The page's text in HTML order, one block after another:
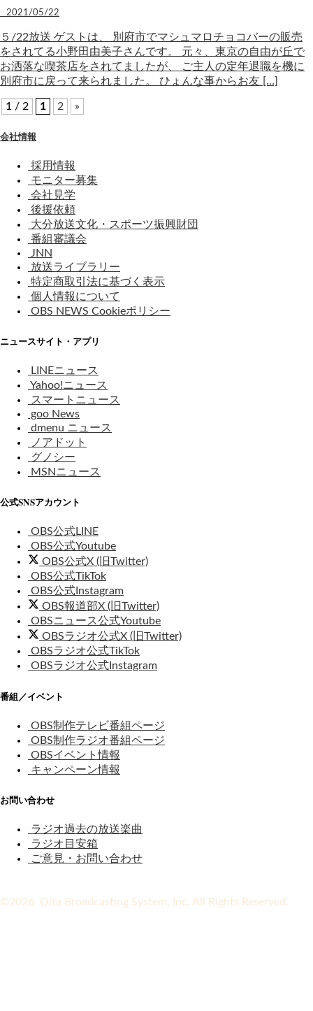
2021/05/22
５/22放送 ゲストは、 別府市でマシュマロチョコバーの販売
をされてる小野田由美子さんです。 元々、東京の自由が丘で
お洒落な喫茶店をされてましたが、 ご主人の定年退職を機に
別府市に戻って来られました。 ひょんな事からお友 […]
1 / 2 1 2 »
会社情報
採用情報
モニター募集
会社見学
後援依頼
大分放送文化・スポーツ振興財団
番組審議会
JNN
放送ライブラリー
特定商取引法に基づく表示
個人情報について
OBS NEWS Cookieポリシー
ニュースサイト・アプリ
LINEニュース
Yahoo!ニュース
スマートニュース
goo News
dmenu ニュース
ノアドット
グノシー
MSNニュース
公式SNSアカウント
OBS公式LINE
OBS公式Youtube
OBS公式X (旧Twitter)
OBS公式TikTok
OBS公式Instagram
OBS報道部X (旧Twitter)
OBSニュース公式Youtube
OBSラジオ公式X (旧Twitter)
OBSラジオ公式TikTok
OBSラジオ公式Instagram
番組／イベント
OBS制作テレビ番組ページ
OBS制作ラジオ番組ページ
OBSイベント情報
キャンペーン情報
お問い合わせ
ラジオ過去の放送楽曲
ラジオ目安箱
ご意見・お問い合わせ
©2026 Oita Broadcasting System, Inc. All Rights Reserved.